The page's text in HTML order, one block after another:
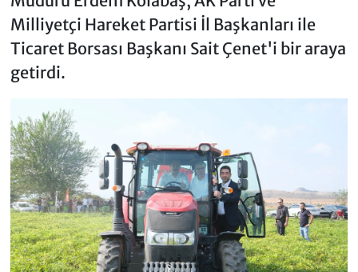
Milliyetçi Hareket Partisi İl Başkanları ile
Ticaret Borsası Başkanı Sait Çenet'i bir araya
getirdi.